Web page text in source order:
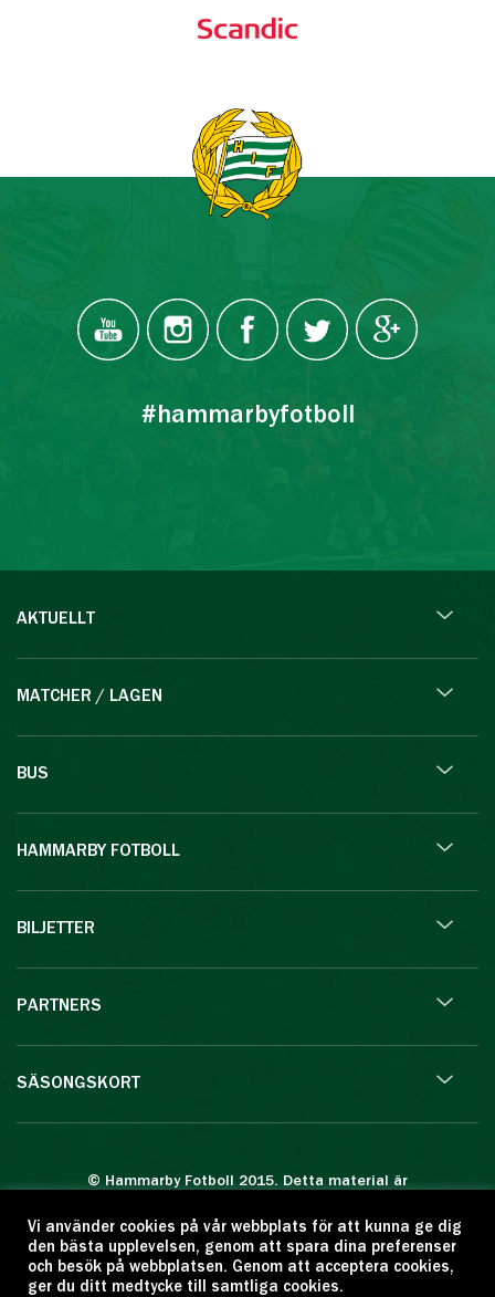
#hammarbyfotboll
AKTUELLT
MATCHER / LAGEN
BUS
HAMMARBY FOTBOLL
BILJETTER
PARTNERS
SÄSONGSKORT
© Hammarby Fotboll 2015. Detta material är
Eftertryck eller annan kopiering är förbjuden.
Citera oss gärna men ange källan:
www.hammarbyfotboll.se. Ansvarig utgivare:
Vi använder cookies på vår webbplats för att kunna ge dig
den bästa upplevelsen, genom att spara dina preferenser
och besök på webbplatsen. Genom att acceptera cookies,
ger du ditt medtycke till samtliga cookies.